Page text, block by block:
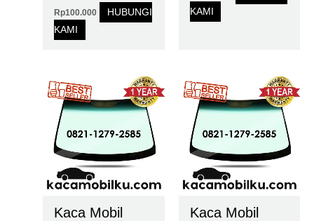
Rp100.000
HUBUNGI
KAMI
KAMI
Kaca Mobil
Kaca Mobil